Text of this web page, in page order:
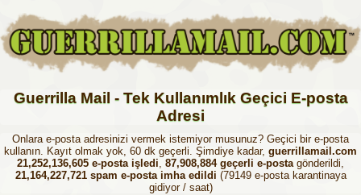
Guerrilla Mail - Tek Kullanımlık Geçici E-posta
Adresi
Onlara e-posta adresinizi vermek istemiyor musunuz? Geçici bir e-posta
kullanın. Kayıt olmak yok, 60 dk geçerli. Şimdiye kadar, guerrillamail.com
21,252,136,605 e-posta işledi, 87,908,884 geçerli e-postagönderildi,
21,164,227,721 spam e-posta imha edildi (79149 e-posta karantinaya
gidiyor / saat)